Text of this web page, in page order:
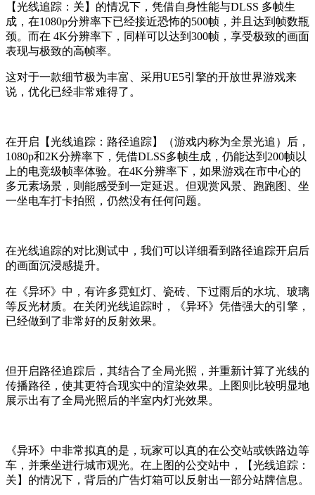
【光线追踪：关】的情况下，凭借自身性能与DLSS 多帧生
成，在1080p分辨率下已经接近恐怖的500帧，并且达到帧数瓶
颈。而在 4K分辨率下，同样可以达到300帧，享受极致的画面
表现与极致的高帧率。
这对于一款细节极为丰富 采用UE5引擎的开放世界游戏来
说，优化已经非常难得了。
在开启【光线追踪：路径追踪】（游戏内称为全景光追）后，
1080p和2K分辨率下，凭借DLSS多帧生成，仍能达到200帧以
上的电竞级帧率体验。在4K分辨率下，如果游戏在市中心的
多元素场景，则能感受到一定延迟。但观赏风景、跑跑图、坐
一坐电车打卡拍照，仍然没有任何问题。
在光线追踪的对比测试中，我们可以详细看到路径追踪开启后
的画面沉浸感提升。
在《异环》中，有许多霓虹灯、瓷砖、下过雨后的水坑、玻璃
等反光材质。在关闭光线追踪时，《异环》凭借强大的引擎，
已经做到了非常好的反射效果。
但开启路径追踪后，其结合了全局光照，并重新计算了光线的
传播路径 ， 使其更符合现实中的渲染效果。上图则比较明显地
展示出有了全局光照后的半室内灯光效果。
《异环》中非常拟真的是，玩家可以真的在公交站或铁路边等
车，并乘坐进行城市观光。在上图的公交站中，【光线追踪：
关】的情况下，背后的广告灯箱可以反射出一部分站牌信息。